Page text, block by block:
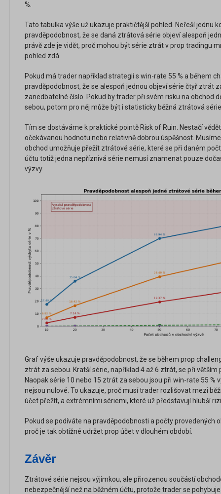
%.
Tato tabulka výše už ukazuje praktičtější pohled. Neřeší jednu
pravděpodobnost, že se daná ztrátová série objeví alespoň
právě zde je vidět, proč mohou být série ztrát v prop tradingu
pohled zdá.
Pokud má trader například strategii s win-rate 55 % a během
pravděpodobnost, že se alespoň jednou objeví série čtyř ztrát
zanedbatelné číslo. Pokud by trader při svém risku na obchod
sebou, potom pro něj může být i statisticky běžná ztrátová
Tím se dostáváme k praktické pointě Risk of Ruin. Nestačí
očekávanou hodnotu nebo relativně dobrou úspěšnost.
obchod umožňuje přežít ztrátové série, které se při daném
účtu totiž jedna nepříznivá série nemusí znamenat pouze
výzvy.
Graf výše ukazuje pravděpodobnost, že se během prop
ztrát za sebou. Kratší série, například 4 až 6 ztrát, se při
Naopak série 10 nebo 15 ztrát za sebou jsou při win-rate 55 %
nejsou nulové. To ukazuje, proč musí trader rozlišovat mezi
účet přežít, a extrémními sériemi, které už představují hlubší
Pokud se podíváte na pravděpodobnosti a počty provedených
proč je tak obtížné udržet prop účet v dlouhém období.
Závěr
Ztrátové série nejsou výjimkou, ale přirozenou součástí
nebezpečnější než na běžném účtu, protože trader se